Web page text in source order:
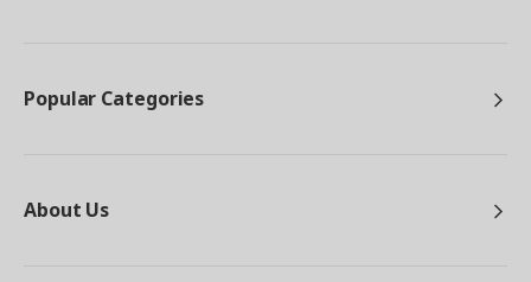
Popular Categories
About Us